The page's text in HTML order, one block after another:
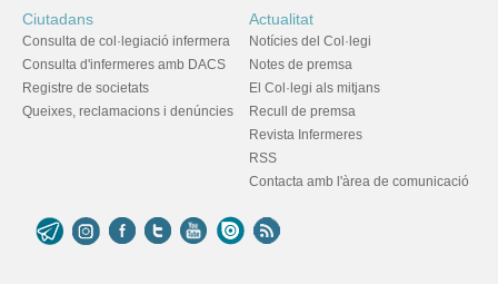
Ciutadans
Consulta de col·legiació infermera
Consulta d'infermeres amb DACS
Registre de societats
Queixes, reclamacions i denúncies
Actualitat
Notícies del Col·legi
Notes de premsa
El Col·legi als mitjans
Recull de premsa
Revista Infermeres
RSS
Contacta amb l'àrea de comunicació